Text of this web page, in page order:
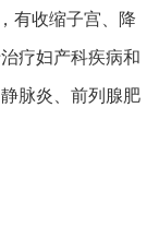
有收缩子宫、降
疗妇产科疾病和
脉炎、前列腺肥